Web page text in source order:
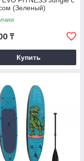
(Зеленый)
₸
Купить